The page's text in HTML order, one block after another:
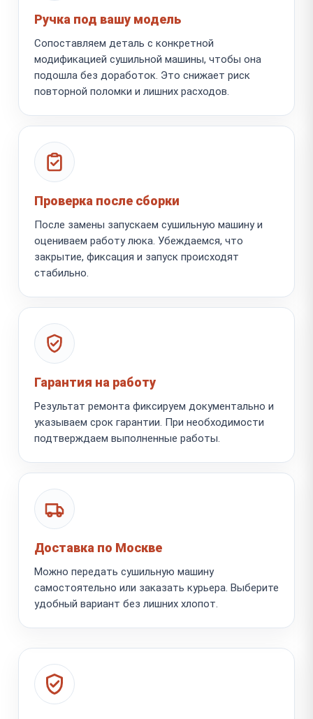
Ручка под вашу модель
Сопоставляем деталь с конкретной
модификацией сушильной машины, чтобы она
подошла без доработок. Это снижает риск
повторной поломки и лишних расходов.
Проверка после сборки
После замены запускаем сушильную машину и
оцениваем работу люка. Убеждаемся, что
закрытие, фиксация и запуск происходят
стабильно.
Гарантия на работу
Результат ремонта фиксируем документально и
указываем срок гарантии. При необходимости
подтверждаем выполненные работы.
Доставка по Москве
Можно передать сушильную машину
самостоятельно или заказать курьера. Выберите
удобный вариант без лишних хлопот.